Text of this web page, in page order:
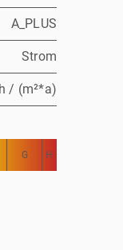
A_PLUS
Strom
/ (m²*a)
G H